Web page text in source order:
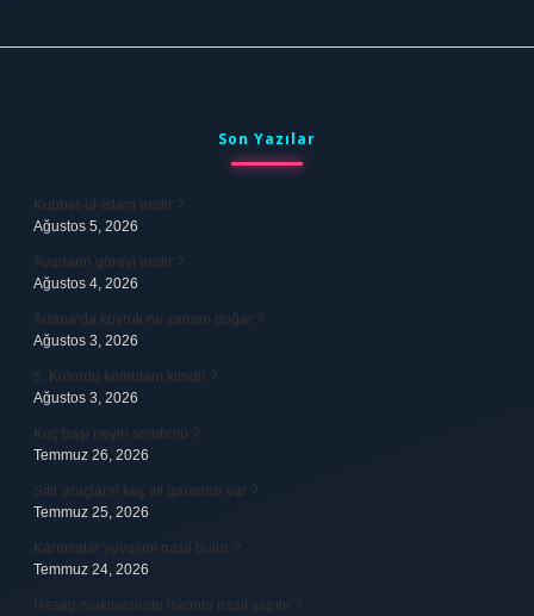
Son Yazılar
Kubbet-ül-İslam nedir ?
Ağustos 5, 2026
Avarların görevi nedir ?
Ağustos 4, 2026
Adana’da kuyruk ne zaman doğar ?
Ağustos 3, 2026
5. Kolordu komutanı kimdir ?
Ağustos 3, 2026
Koç başı neyin sembolü ?
Temmuz 26, 2026
Sıfır araçların kaç yıl garantisi var ?
Temmuz 25, 2026
Karıncalar yuvasını nasıl bulur ?
Temmuz 24, 2026
Hesap makinesinde iskonto nasıl yapılır ?